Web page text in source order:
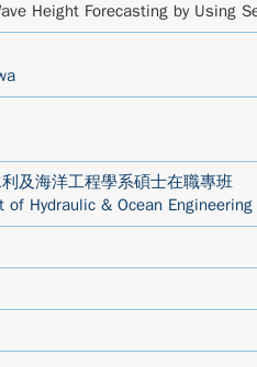
Height Forecasting by Using
及海洋工程學系碩士在職專班
of Hydraulic & Ocean